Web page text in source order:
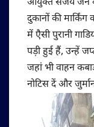
आयुक्त संजय जैन
दुकानों की
में एैसी पुरानी
पड़ी हुई हैं, उन्हें
जहां भी वाहन
नोटिस दें और